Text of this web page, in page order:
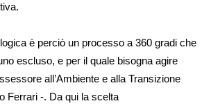
è perciò un processo a 360 gradi che
escluso, e per il quale bisogna agire
all’Ambiente e alla Transizione
Ferrari -. Da qui la scelta